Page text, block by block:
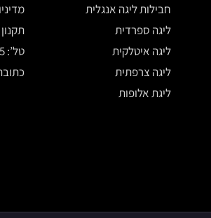
חבילות ליגה אנגלית
ליגה ספרדית
ליגה איטלקית
ליגה צרפתית
ליגת אלופות
תקנון
טל’: 08-6368195
כתובת: